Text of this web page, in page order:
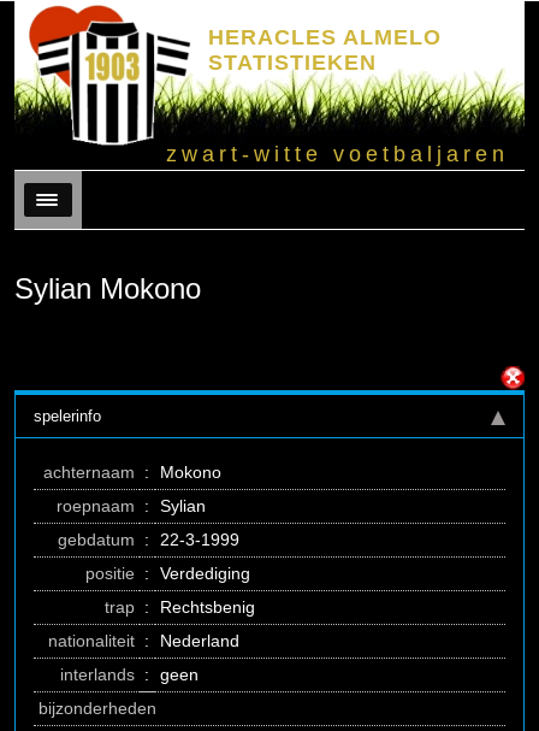
HERACLES ALMELO
STATISTIEKEN
zwart-witte voetbaljaren
Menu
Sylian Mokono
spelerinfo
achternaam :
Mokono
roepnaam
:
Sylian
gebdatum
:
22-3-1999
positie :
Verdediging
trap :
Rechtsbenig
nationaliteit :
Nederland
interlands :
geen
bijzonderheden